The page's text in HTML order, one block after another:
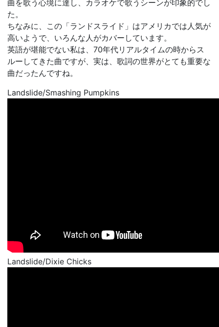
曲を歌う心境に達し、カラオケで歌うシーンが印象的でし
た。
ちなみに、この「ランドスライド」はアメリカでは人気が
高いようで、いろんな人がカバーしています。
英語が堪能でない私は、70年代リアルタイムの時からス
ルーしてきた曲ですが、実は、歌詞の世界がとても重要な
曲だったんですね。
Landslide/Smashing Pumpkins
Landslide/Dixie Chicks